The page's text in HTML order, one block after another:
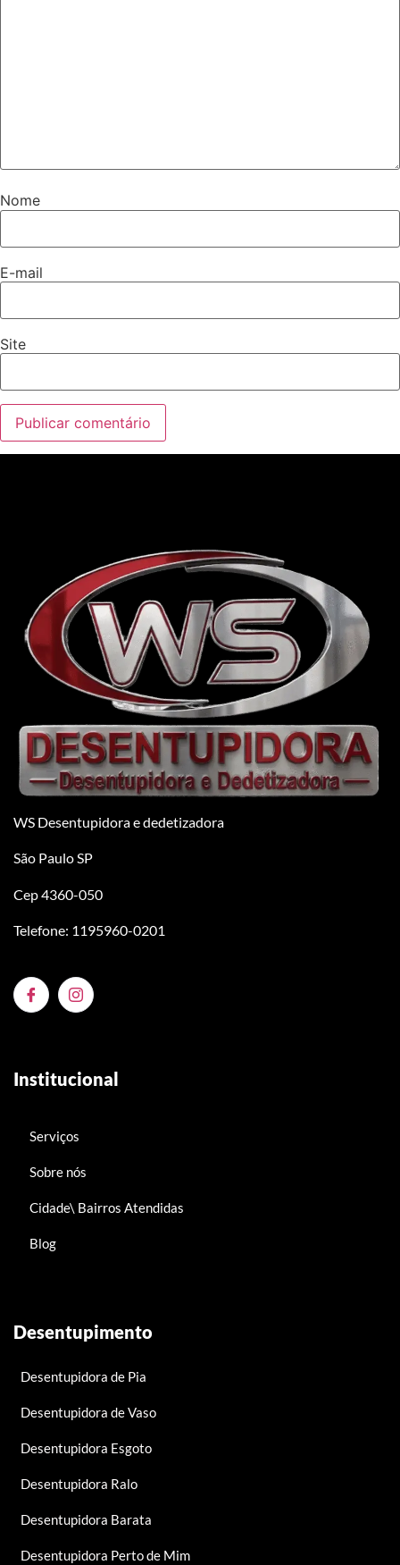
Nome
E-mail
Site
WS Desentupidora e dedetizadora
São Paulo SP
Cep 4360-050
Telefone: 1195960-0201
Institucional
Serviços
Sobre nós
Cidade\ Bairros Atendidas
Blog
Desentupimento
Desentupidora de Pia
Desentupidora de Vaso
Desentupidora Esgoto
Desentupidora Ralo
Desentupidora Barata
Desentupidora Perto de Mim